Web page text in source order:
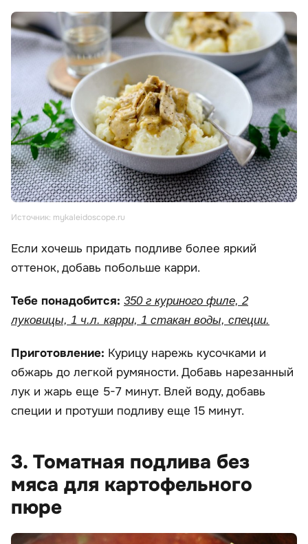
Источник: mykaleidoscope.ru
Если хочешь придать подливе более яркий
оттенок, добавь побольше карри.
Тебе понадобится: 350 г куриного филе, 2
луковицы, 1 ч.л. карри, 1 стакан воды, специи.
Приготовление: Курицу нарежь кусочками и
обжарь до легкой румяности. Добавь нарезанный
лук и жарь еще 5-7 минут. Влей воду, добавь
специи и протуши подливу еще 15 минут.
3. Томатная подлива без
мяса для картофельного
пюре